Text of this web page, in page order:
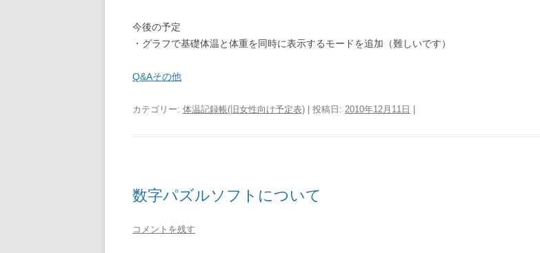
今後の予定
・グラフで基礎体温と体重を同時に表示するモードを追加（難しいです）
Q&Aその他
カテゴリー: 体温記録帳(旧女性向け予定表) | 投稿日: 2010年12月11日
数字パズルソフトについて
コメントを残す